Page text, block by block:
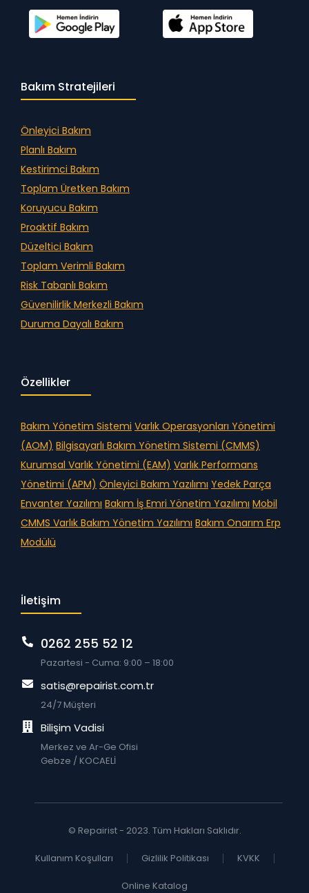
Bakım Stratejileri
Önleyici Bakım
Planlı Bakım
Kestirimci Bakım
Toplam Üretken Bakım
Koruyucu Bakım
Proaktif Bakım
Düzeltici Bakım
Toplam Verimli Bakım
Risk Tabanlı Bakım
Güvenilirlik Merkezli Bakım
Duruma Dayalı Bakım
Özellikler
Bakım Yönetim Sistemi Varlık Operasyonları Yönetimi
(AOM) Bilgisayarlı Bakım Yönetim Sistemi (CMMS)
Kurumsal Varlık Yönetimi (EAM) Varlık Performans
Yönetimi (APM) Önleyici Bakım Yazılımı Yedek Parça
Envanter Yazılımı Bakım İş Emri Yönetim Yazılımı Mobil
CMMS Varlık Bakım Yönetim Yazılımı Bakım Onarım Erp
Modülü
İletişim
0262 255 52 12
Pazartesi - Cuma: 9:00 – 18:00
satis@repairist.com.tr
24/7 Müşteri
Bilişim Vadisi
Merkez ve Ar-Ge Ofisi
Gebze / KOCAELİ
© Repairist - 2023. Tüm Hakları Saklıdır.
Kullanım Koşulları Gizlilik Politikası KVKK
Online Katalog